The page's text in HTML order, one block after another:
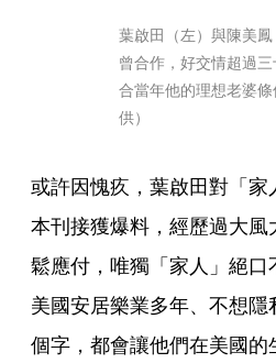
葉啟田（左）與陳美
曾合作，好交情超過
合當年他的理想老婆
供）
或許因愧疚，葉啟田對「
本刊接獲爆料，經歷過大
鬆應付，唯獨「家人」絕
美國安居樂業多年、不想
個字，都會讓他們在美國